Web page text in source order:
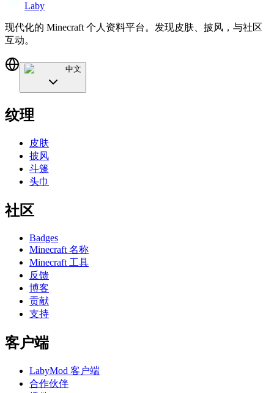
Laby
现代化的 Minecraft 个人资料平台。发现皮肤、披风，与社区
互动。
中文
纹理
皮肤
披风
斗篷
头巾
社区
Badges
Minecraft 名称
Minecraft 工具
反馈
博客
贡献
支持
客户端
LabyMod 客户端
合作伙伴